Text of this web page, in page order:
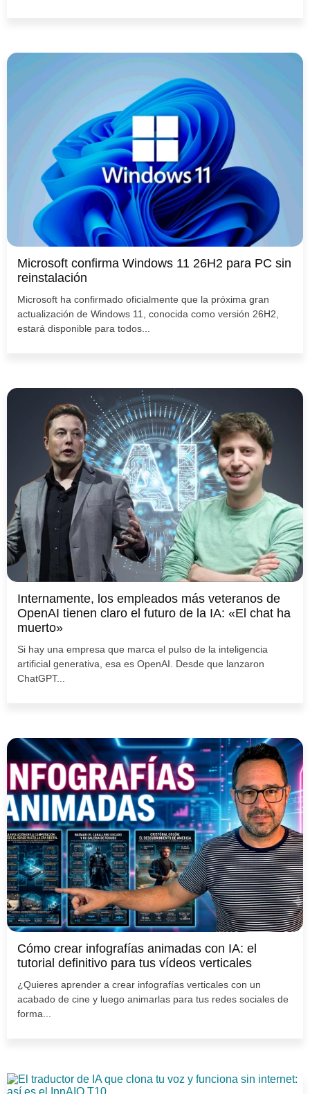
Microsoft confirma Windows 11 26H2 para PC sin
reinstalación
Microsoft ha confirmado oficialmente que la próxima gran
actualización de Windows 11, conocida como versión 26H2,
estará disponible para todos...
Internamente, los empleados más veteranos de
OpenAI tienen claro el futuro de la IA: «El chat ha
muerto»
Si hay una empresa que marca el pulso de la inteligencia
artificial generativa, esa es OpenAI. Desde que lanzaron
ChatGPT...
Cómo crear infografías animadas con IA: el
tutorial definitivo para tus vídeos verticales
¿Quieres aprender a crear infografías verticales con un
acabado de cine y luego animarlas para tus redes sociales de
forma...